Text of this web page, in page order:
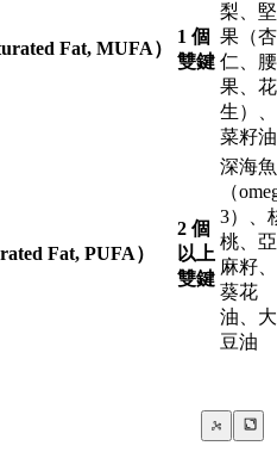
Fat, MUFA）
1 個
雙鍵
梨、堅
果（杏
仁、腰
果、花
生）、
菜籽油
Fat, PUFA）
2 個
以上
雙鍵
深海魚
（
3）、
桃、亞
麻籽、
葵花
油、大
豆油